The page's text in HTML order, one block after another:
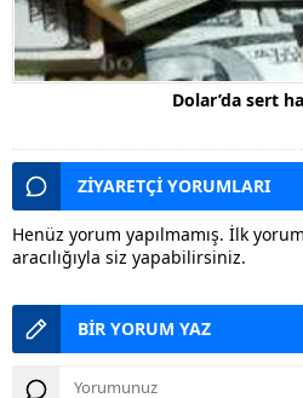
Dolar’da sert
ZİYARETÇİ YORUMLARI
Henüz yorum yapılmamış. İlk
aracılığıyla siz yapabilirsiniz.
BİR YORUM YAZ